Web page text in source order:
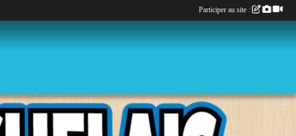
Participer au site :